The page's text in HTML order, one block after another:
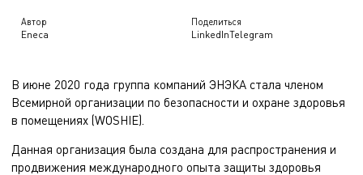
Автор
Eneca
Поделиться
LinkedInTelegram
В июне 2020 года группа компаний ЭНЭКА стала членом
Всемирной организации по безопасности и охране здоровья
в помещениях (WOSHIE).
Данная организация была создана для распространения и
продвижения международного опыта защиты здоровья